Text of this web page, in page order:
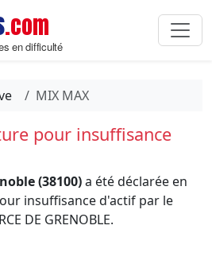
.com
en difficulté
MIX MAX
pour insuffisance
(38100)a été déclarée en
insuffisance d'actif par le
DE GRENOBLE.